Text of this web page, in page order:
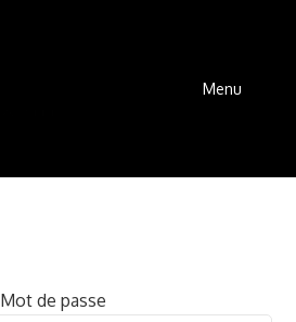
Menu
Mot de passe